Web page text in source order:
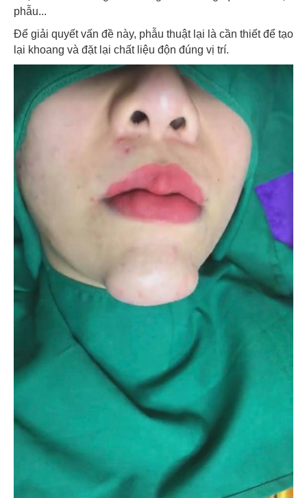
phẫu...
Để giải quyết vấn đề này, phẫu thuật lại là cần thiết để tạo
lại khoang và đặt lại chất liệu độn đúng vị trí.